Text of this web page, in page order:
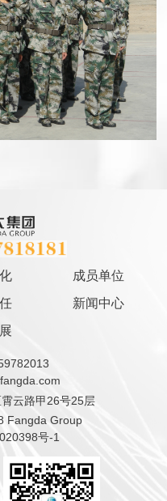
成员单位
新闻中心
云路甲26号25层
Fangda Group
号-1